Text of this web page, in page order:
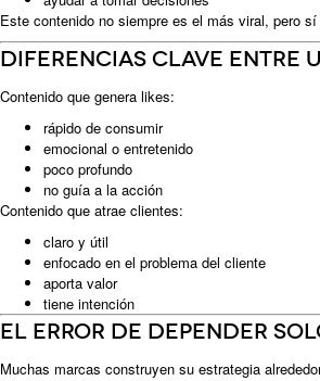
Este contenido no siempre es el más viral, pero
Diferencias clave entre
Contenido que genera likes:
rápido de consumir
emocional o entretenido
poco profundo
no guía a la acción
Contenido que atrae clientes:
claro y útil
enfocado en el problema del cliente
aporta valor
tiene intención
El error de depender
Muchas marcas construyen su estrategia